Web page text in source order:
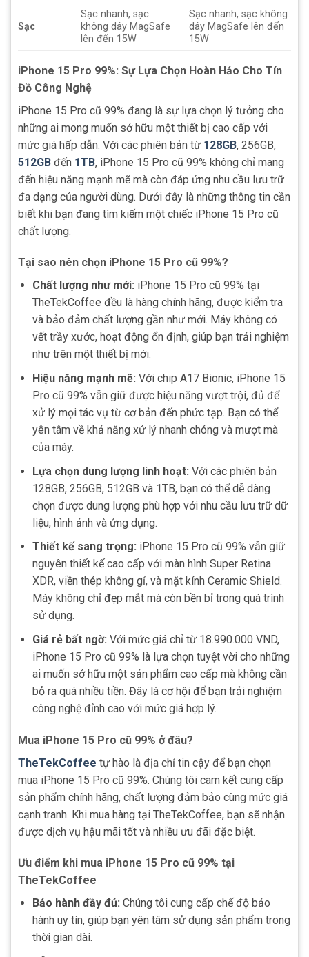
Sạc
Sạc nhanh, sạc
không dây MagSafe
lên đến 15W
Sạc nhanh, sạc không
dây MagSafe lên đến
15W
iPhone 15 Pro 99%: Sự Lựa Chọn Hoàn Hảo Cho Tín
Đồ Công Nghệ
iPhone 15 Pro cũ 99% đang là sự lựa chọn lý tưởng cho
những ai mong muốn sở hữu một thiết bị cao cấp với
mức giá hấp dẫn. Với các phiên bản từ 128GB, 256GB,
512GB đến 1TB, iPhone 15 Pro cũ 99% không chỉ mang
đến hiệu năng mạnh mẽ mà còn đáp ứng nhu cầu lưu trữ
đa dạng của người dùng. Dưới đây là những thông tin cần
biết khi bạn đang tìm kiếm một chiếc iPhone 15 Pro cũ
chất lượng.
Tại sao nên chọn iPhone 15 Pro cũ 99%?
Chất lượng như mới: iPhone 15 Pro cũ 99% tại
TheTekCoffee đều là hàng chính hãng, được kiểm tra
và bảo đảm chất lượng gần như mới. Máy không có
vết trầy xước, hoạt động ổn định, giúp bạn trải nghiệm
như trên một thiết bị mới.
Hiệu năng mạnh mẽ: Với chip A17 Bionic, iPhone 15
Pro cũ 99% vẫn giữ được hiệu năng vượt trội, đủ để
xử lý mọi tác vụ từ cơ bản đến phức tạp. Bạn có thể
yên tâm về khả năng xử lý nhanh chóng và mượt mà
của máy.
Lựa chọn dung lượng linh hoạt: Với các phiên bản
128GB, 256GB, 512GB và 1TB, bạn có thể dễ dàng
chọn được dung lượng phù hợp với nhu cầu lưu trữ dữ
liệu, hình ảnh và ứng dụng.
Thiết kế sang trọng: iPhone 15 Pro cũ 99% vẫn giữ
nguyên thiết kế cao cấp với màn hình Super Retina
XDR, viền thép không gỉ, và mặt kính Ceramic Shield.
Máy không chỉ đẹp mắt mà còn bền bỉ trong quá trình
sử dụng.
Giá rẻ bất ngờ: Với mức giá chỉ từ 18.990.000 VND,
iPhone 15 Pro cũ 99% là lựa chọn tuyệt vời cho những
ai muốn sở hữu một sản phẩm cao cấp mà không cần
bỏ ra quá nhiều tiền. Đây là cơ hội để bạn trải nghiệm
công nghệ đỉnh cao với mức giá hợp lý.
Mua iPhone 15 Pro cũ 99% ở đâu?
TheTekCoffee tự hào là địa chỉ tin cậy để bạn chọn
mua iPhone 15 Pro cũ 99%. Chúng tôi cam kết cung cấp
sản phẩm chính hãng, chất lượng đảm bảo cùng mức giá
cạnh tranh. Khi mua hàng tại TheTekCoffee, bạn sẽ nhận
được dịch vụ hậu mãi tốt và nhiều ưu đãi đặc biệt.
Ưu điểm khi mua iPhone 15 Pro cũ 99% tại
TheTekCoffee
Bảo hành đầy đủ: Chúng tôi cung cấp chế độ bảo
hành uy tín, giúp bạn yên tâm sử dụng sản phẩm trong
thời gian dài.